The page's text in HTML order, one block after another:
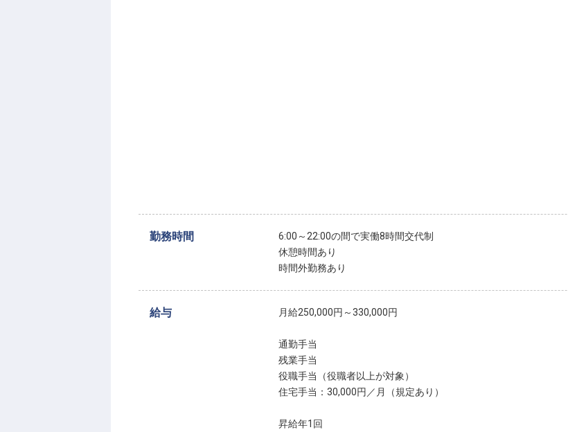
勤務時間
6:00～22:00の間で実働8時間交代制
休憩時間あり
時間外勤務あり
給与 月給250,000円～330,000円
通勤手当
残業手当
役職手当（役職者以上が対象）
住宅手当：30,000円／月（規定あり）
昇給年1回